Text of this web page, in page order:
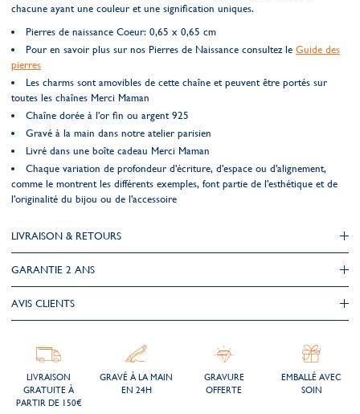
chacune ayant une couleur et une signification uniques.
Pierres de naissance Coeur: 0,65 x 0,65 cm
Pour en savoir plus sur nos Pierres de Naissance consultez le Guide des
pierres
Les charms sont amovibles de cette chaîne et peuvent être portés sur
toutes les chaînes Merci Maman
Chaîne dorée à l'or fin ou argent 925
Gravé à la main dans notre atelier parisien
Livré dans une boîte cadeau Merci Maman
Chaque variation de profondeur d'écriture, d'espace ou d'alignement,
comme le montrent les différents exemples, font partie de l'esthétique et de
l'originalité du bijou ou de l'accessoire
LIVRAISON & RETOURS
GARANTIE 2 ANS
AVIS CLIENTS
LIVRAISON
GRATUITE À
PARTIR DE 150€
GRAVÉ À LA MAIN
EN 24H
GRAVURE
OFFERTE
EMBALLÉ AVEC
SOIN